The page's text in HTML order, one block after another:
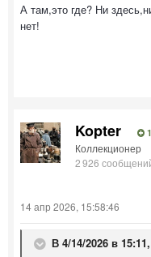
А там,это где? Ни
нет!
Kopter
Коллекционер
2 926
14 апр 2026, 15:58:46
В 4/14/2026 в 15:11,